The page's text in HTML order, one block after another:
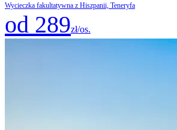
Wycieczka fakultatywna z Hiszpanii, Teneryfa
od 289zł/os.